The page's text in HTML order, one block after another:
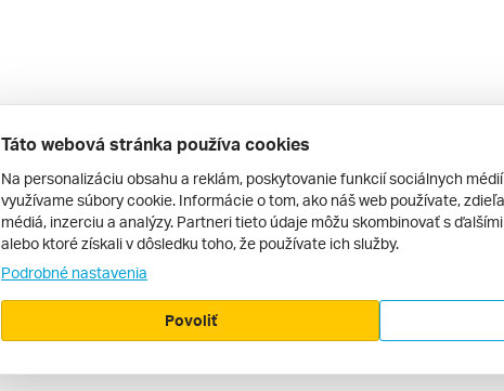
Táto webová stránka používa cookies
Na personalizáciu obsahu a reklám, poskytovanie funkcií sociálnych
využívame súbory cookie. Informácie o tom, ako náš web používate,
médiá, inzerciu a analýzy. Partneri tieto údaje môžu skombinovať s
alebo ktoré získali v dôsledku toho, že používate ich služby.
Podrobné nastavenia
Povoliť